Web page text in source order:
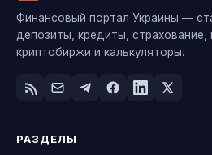
Финансовый портал Украины —
депозиты, кредиты,
криптобиржи и калькуляторы.
РАЗДЕЛЫ